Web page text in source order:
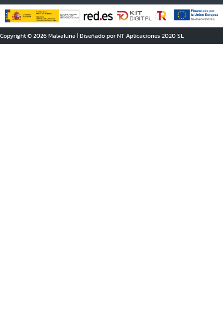
Copyright © 2026 Malvaluna | Diseñado por NT Aplicaciones 2020 SL